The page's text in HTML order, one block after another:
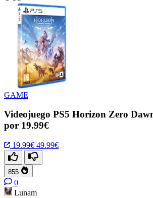
GAME
Videojuego PS5 Horizon Zero
por 19.99€
19.99€ 49.99€
855
0
Lunam